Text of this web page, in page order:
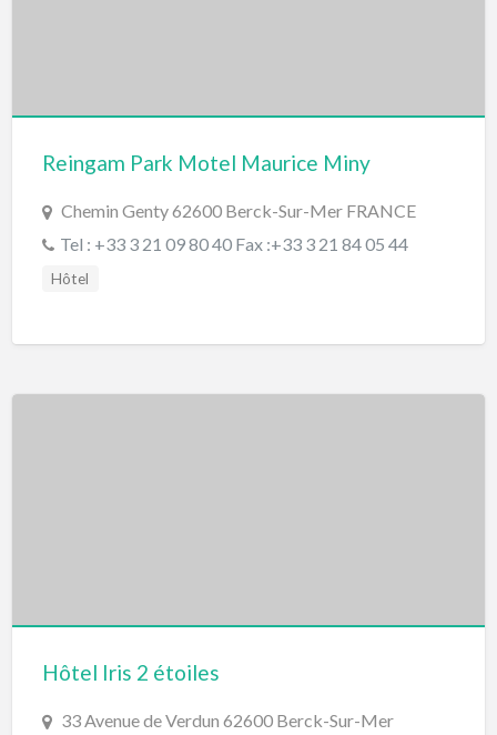
Reingam Park Motel Maurice Miny
Chemin Genty 62600 Berck-Sur-Mer FRANCE
Tel : +33 3 21 09 80 40 Fax :+33 3 21 84 05 44
Hôtel
Hôtel Iris 2 étoiles
33 Avenue de Verdun 62600 Berck-Sur-Mer